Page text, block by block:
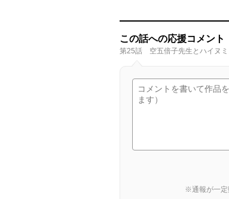
この話への応援コメント
第25話 空五倍子先生とハイヌ
※通報が一定